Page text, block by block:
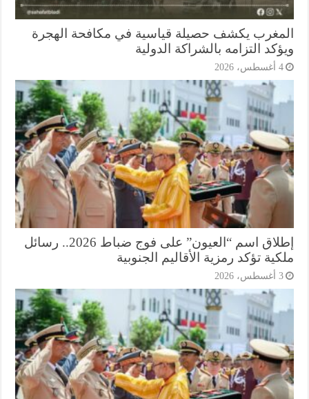
يكشف حصيلة قياسية في مكافحة الهجرة
التزامه بالشراكة الدولية
إطلاق اسم “العيون” على فوج ضباط 2026.. رسائل
تؤكد رمزية الأقاليم الجنوبية